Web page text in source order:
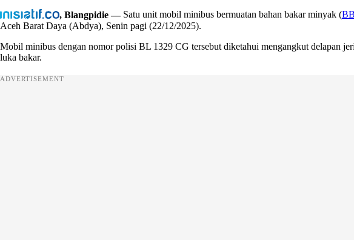
, Blangpidie —Satu unit mobil minibus bermuatan bahan bakar minyak (
Aceh Barat Daya (Abdya), Senin pagi (22/12/2025).
Mobil minibus dengan nomor polisi BL 1329 CG tersebut diketahui mengangkut delapan
luka bakar.
ADVERTISEMENT